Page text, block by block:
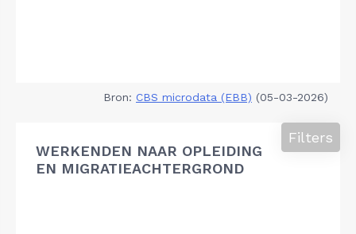
Bron: CBS microdata (EBB) (05-03-2026)
WERKENDEN NAAR OPLEIDING
EN MIGRATIEACHTERGROND
Filters